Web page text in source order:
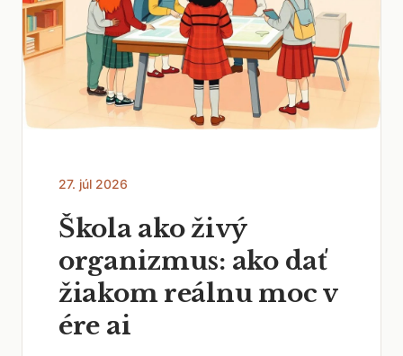
27. júl 2026
Škola ako živý
organizmus: ako dať
žiakom reálnu moc v
ére ai